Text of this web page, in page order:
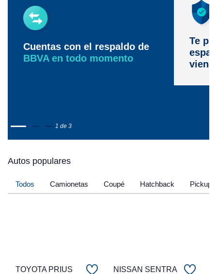
Cuentas con el respaldo de
BBVA en todo momento
Te
1 de 3
Autos populares
Todos Camionetas Coupé Hatchback Pickup
TOYOTA PRIUS
NISSAN SENTRA